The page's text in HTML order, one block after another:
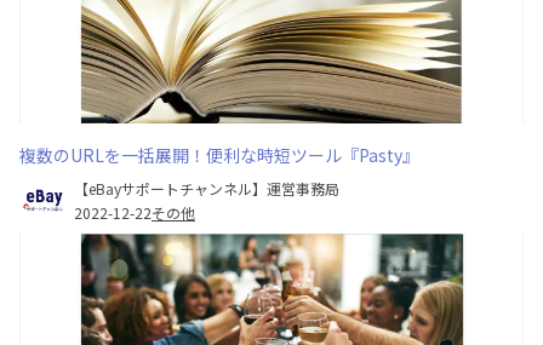
複数のURLを一括展開！便利な時短ツール『Pasty』
【eBayサポートチャンネル】運営事務局
2022-12-22その他